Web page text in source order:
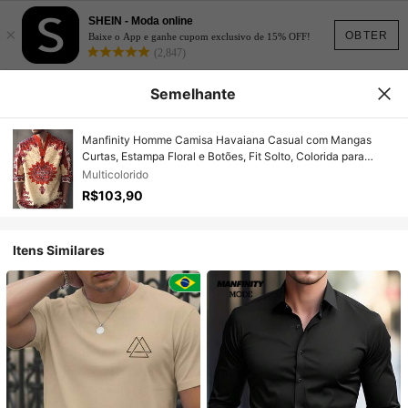
OBTER
×
SHEIN - Moda online
Baixe o App e ganhe cupom exclusivo de 15% OFF!
(2,847)
Semelhante
Manfinity Homme Camisa Havaiana Casual com Mangas
Curtas, Estampa Floral e Botões, Fit Solto, Colorida para
Férias, Presente Casual para Namorado
Multicolorido
R$103,90
Itens Similares